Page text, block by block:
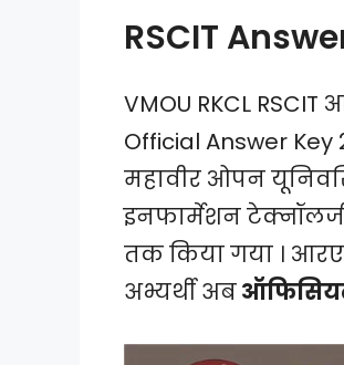
RSCIT
VMOU RKCL
Official Answer Key
महावीर ओपन
इनफार्मेशन
तक किया गया ।
अभ्यर्थी अब